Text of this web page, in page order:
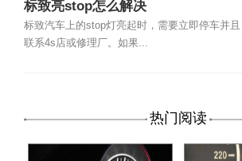
标致亮stop怎么解决
标致汽车上的stop灯亮起时，需要立即停车并且
联系4s店或修理厂。如果...
热门阅读